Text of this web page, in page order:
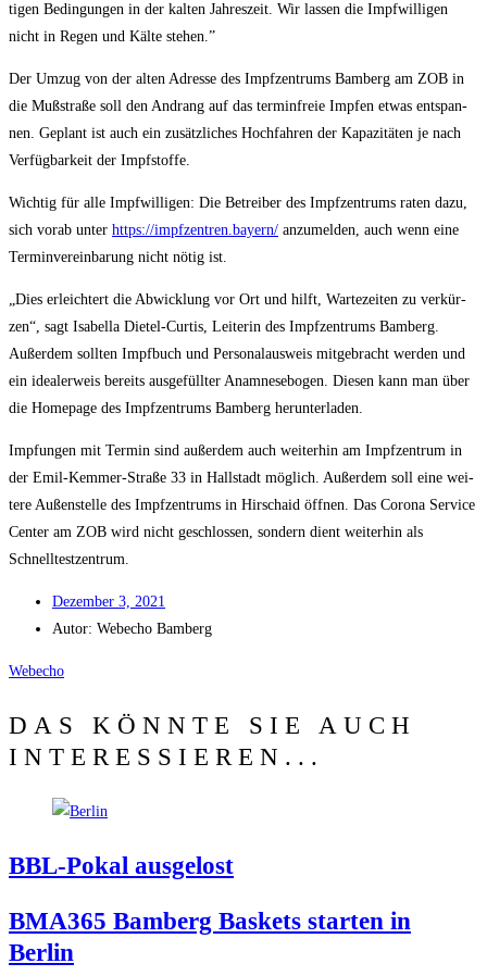
ti­gen Bedin­gun­gen in der kal­ten Jah­res­zeit. Wir las­sen die Impf­wil­li­gen
nicht in Regen und Käl­te stehen.”
Der Umzug von der alten Adres­se des Impf­zen­trums Bam­berg am ZOB in
die Muß­stra­ße soll den Andrang auf das ter­min­freie Imp­fen etwas ent­span­
nen. Geplant ist auch ein zusätz­li­ches Hoch­fah­ren der Kapa­zi­tä­ten je nach
Ver­füg­bar­keit der Impfstoffe.
Wich­tig für alle Impf­wil­li­gen: Die Betrei­ber des Impf­zen­trums raten dazu,
sich vor­ab unter https://impfzentren.bayern/ anzu­mel­den, auch wenn eine
Ter­min­ver­ein­ba­rung nicht nötig ist.
„Dies erleich­tert die Abwick­lung vor Ort und hilft, War­te­zei­ten zu ver­kür­
zen“, sagt Isa­bel­la Die­tel-Cur­tis, Lei­te­rin des Impf­zen­trums Bam­berg.
Außer­dem soll­ten Impf­buch und Per­so­nal­aus­weis mit­ge­bracht wer­den und
ein idea­ler­weis bereits aus­ge­füll­ter Ana­mne­se­bo­gen. Die­sen kann man über
die Home­page des Impf­zen­trums Bam­berg herunterladen.
Imp­fun­gen mit Ter­min sind außer­dem auch wei­ter­hin am Impf­zen­trum in
der Emil-Kem­mer-Stra­ße 33 in Hall­stadt mög­lich. Außer­dem soll eine wei­
te­re Außen­stel­le des Impf­zen­trums in Hirschaid öff­nen. Das Coro­na Ser­vice
Cen­ter am ZOB wird nicht geschlos­sen, son­dern dient wei­ter­hin als
Schnelltestzentrum.
Dezem­ber 3, 2021
Autor: Web­echo Bamberg
Web­echo
DAS KÖNNTE SIE AUCH
INTERESSIEREN...
BBL-Pokal aus­ge­lost
BMA365 Bam­berg Bas­kets star­ten in
Berlin